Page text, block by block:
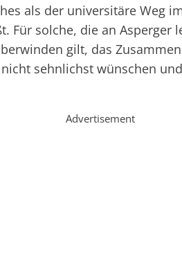
als der universitäre Weg
Für solche, die an Asperger
gilt, das
sehnlichst wünschen
Advertisement